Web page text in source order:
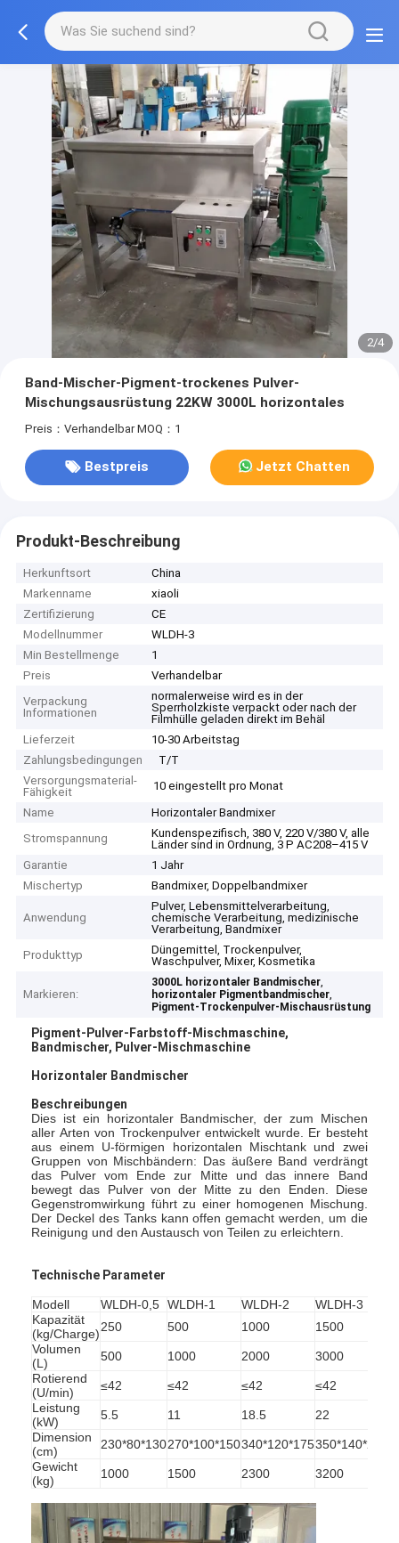
2/4
Band-Mischer-Pigment-trockenes Pulver-
Mischungsausrüstung 22KW 3000L horizontales
Preis：Verhandelbar MOQ：1
Bestpreis Jetzt Chatten
Produkt-Beschreibung
Herkunftsort
China
Markenname
xiaoli
Zertifizierung
CE
Modellnummer
WLDH-3
Min Bestellmenge
1
Preis
Verhandelbar
Verpackung
Informationen
normalerweise wird es in der
Sperrholzkiste verpackt oder nach der
Filmhülle geladen direkt im Behäl
Lieferzeit
10-30 Arbeitstag
Zahlungsbedingungen
T/T
Versorgungsmaterial-
Fähigkeit
10 eingestellt pro Monat
Name
Horizontaler Bandmixer
Stromspannung
Kundenspezifisch, 380 V, 220 V/380 V, alle
Länder sind in Ordnung, 3 P AC208–415 V
Garantie
1 Jahr
Mischertyp
Bandmixer, Doppelbandmixer
Anwendung
Pulver, Lebensmittelverarbeitung,
chemische Verarbeitung, medizinische
Verarbeitung, Bandmixer
Produkttyp
Düngemittel, Trockenpulver,
Waschpulver, Mixer, Kosmetika
Markieren:
3000L horizontaler Bandmischer,
horizontaler Pigmentbandmischer,
Pigment-Trockenpulver-Mischausrüstung
Pigment-Pulver-Farbstoff-Mischmaschine,
Bandmischer, Pulver-Mischmaschine
Horizontaler Bandmischer
Beschreibungen
Dies ist ein horizontaler Bandmischer, der zum Mischen
aller Arten von Trockenpulver entwickelt wurde. Er besteht
aus einem U-förmigen horizontalen Mischtank und zwei
Gruppen von Mischbändern: Das äußere Band verdrängt
das Pulver vom Ende zur Mitte und das innere Band
bewegt das Pulver von der Mitte zu den Enden. Diese
Gegenstromwirkung führt zu einer homogenen Mischung.
Der Deckel des Tanks kann offen gemacht werden, um die
Reinigung und den Austausch von Teilen zu erleichtern.
Technische Parameter
Modell WLDH-0,5 WLDH-1 WLDH-2 WLDH-3
Kapazität
(kg/Charge)250 500 1000 1500
Volumen
(L)
500 1000 2000 3000
Rotierend
(U/min)
≤42 ≤42 ≤42 ≤42
Leistung
(kW)
5.5 11 18.5 22
Dimension
(cm)
230*80*130270*100*150340*120*175350*140*205
Gewicht
(kg)
1000 1500 2300 3200